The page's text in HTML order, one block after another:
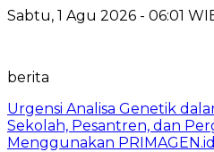
Sabtu, 1 Agu 2026 - 06:01
berita
Urgensi Analisa Genetik
Sekolah, Pesantren, dan
Menggunakan PRIMAGEN.id